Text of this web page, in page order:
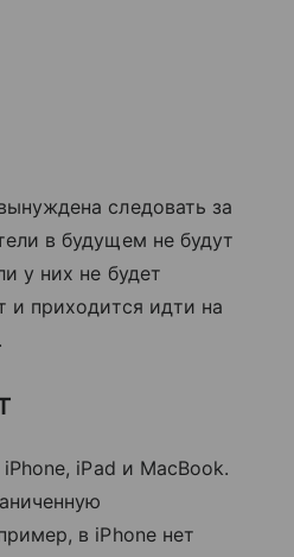
следовать за
в будущем не будут
у них не будет
и приходится идти на
iPad и MacBook.
в iPhone нет